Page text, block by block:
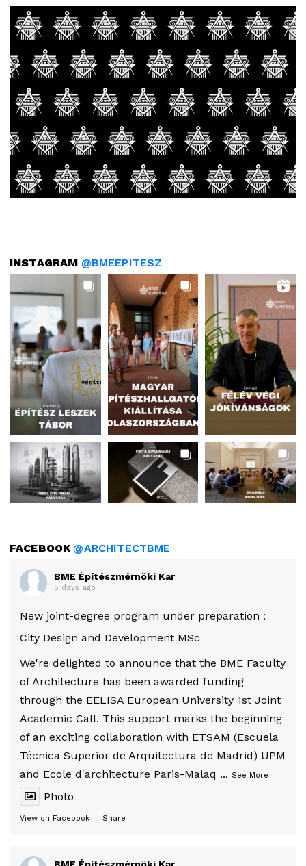
INSTAGRAM @BMEEPITESZ
FACEBOOK@ARCHITECTBME
BME Építészmérnöki Kar
5 days ago
New joint-degree program under preparation :
City Design and Development MSc
We're delighted to announce that the BME Faculty
of Architecture has been awarded funding
through the EELISA European University 1st Joint
Academic Call. This support marks the beginning
of an exciting collaboration with ETSAM (Escuela
Técnica Superior de Arquitectura de Madrid) UPM
and Ecole d'architecture Paris-Malaq ... See More
Photo
View on Facebook · Share